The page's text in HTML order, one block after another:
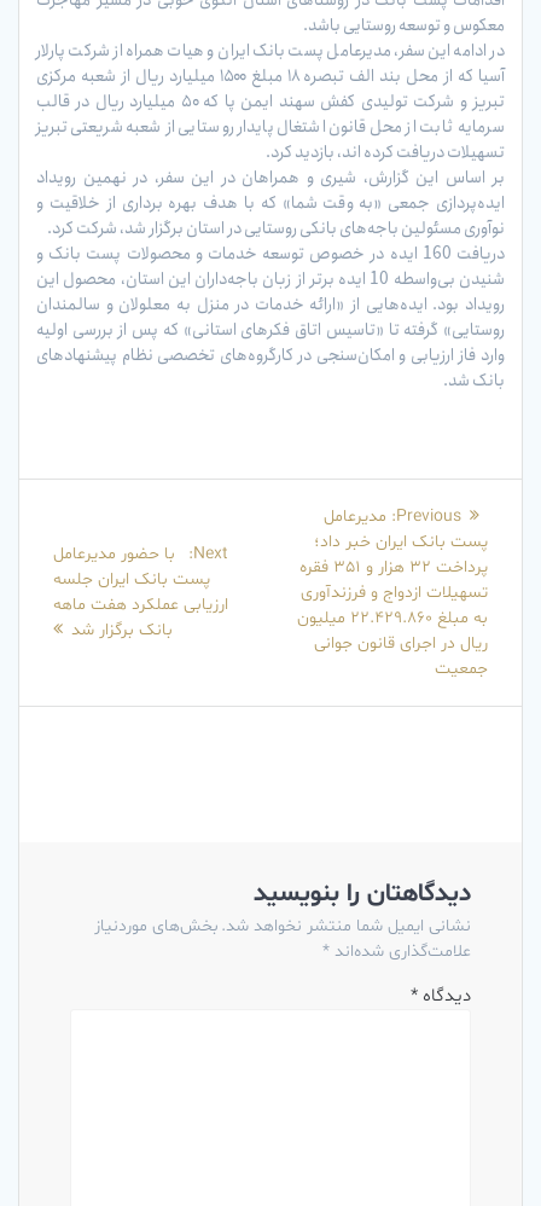
معکوس و توسعه روستایی باشد.
در ادامه این سفر، مدیرعامل پست بانک ایران و هیات همراه از شرکت پارلار
آسیا که از محل بند الف تبصره ۱۸ مبلغ ۱۵۰۰ میلیارد ریال از شعبه مرکزی
تبریز و شرکت تولیدی کفش سهند ایمن پا که ۵۰ میلیارد ریال در قالب
سرمایه ثابت از محل قانون اشتغال پایدار روستایی از شعبه شریعتی تبریز
تسهیلات دریافت کرده اند، بازدید کرد.
بر اساس این گزارش، شیری و همراهان در این سفر، در نهمین رویداد
ایده‌پردازی جمعی «به وقت شما» که با هدف بهره برداری از خلاقیت و
نوآوری مسئولین باجه‌های بانکی روستایی در استان برگزار شد، شرکت کرد.
دریافت 160 ایده در خصوص توسعه خدمات و محصولات پست بانک و
شنیدن بی‌واسطه 10 ایده برتر از زبان باجه‌داران این استان، محصول این
رویداد بود. ایده‌هایی از «ارائه خدمات در منزل به معلولان و سالمندان
روستایی» گرفته تا «تاسیس اتاق فکرهای استانی» که پس از بررسی اولیه
وارد فاز ارزیابی و امکان‌سنجی در کارگروه‌های تخصصی نظام پیشنهادهای
بانک شد.
راهبری
نوشته
Previous:
Previous
post:
مدیرعامل
پست بانک ایران خبر داد؛
پرداخت 32 هزار و 351 فقره
تسهیلات ازدواج و فرزندآوری
به مبلغ 22.429.860 میلیون
ریال در اجرای قانون جوانی
جمعیت
Next:
Next
post:
با حضور مدیرعامل
پست بانک ایران جلسه
ارزیابی عملکرد هفت ماهه
بانک برگزار شد
دیدگاهتان را بنویسید
نشانی ایمیل شما منتشر نخواهد شد. بخش‌های موردنیاز
علامت‌گذاری شده‌اند *
دیدگاه *